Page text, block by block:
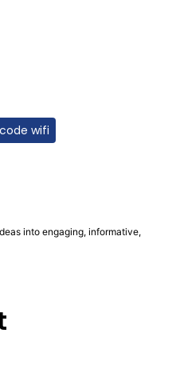
wifi
into engaging, informative,